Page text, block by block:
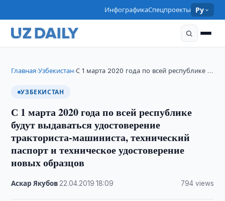
ИнфографикаСпецпроекты Ру
Главная›Узбекистан›С 1 марта 2020 года по всей республике …
УЗБЕКИСТАН
С 1 марта 2020 года по всей республике
будут выдаваться удостоверение
тракториста-машиниста, технический
паспорт и техническое удостоверение
новых образцов
Аскар Якубов 22.04.2019 ·18:09 794 views